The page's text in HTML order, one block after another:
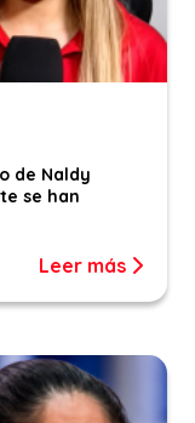
de Naldy
se han
Leer más